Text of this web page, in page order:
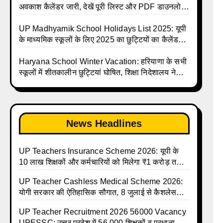
UP Madhyamik School avkash suchi | UP
Holiday Calendar | Madhyamik School
Holidays List 2026
अवकाश कैलेंडर जारी, देखें पूरी लिस्ट और PDF डाउनलोड
talika | Sarkari Avkash Talika | Up Holidays List
| Holidays Calendar
UP Madhyamik School Holidays List 2025: यूपी
के माध्यमिक स्कूलों के लिए 2025 का छुट्टियों का कैलेंडर
Talika | Up Madhyamik Avkash Talika 2025 |
UP Madhyamik School avkash suchi | UP
holiday calendar | Madhyamik School Holidays
List 2025
Haryana School Winter Vacation: हरियाणा के सभी
स्कूलों में शीतकालीन छुट्टियां घोषित, शिक्षा निदेशालय ने
News Headlines
UP Teachers Insurance Scheme 2026: यूपी के
10 लाख शिक्षकों और कर्मचारियों को मिलेगा ₹1 करोड़ तक
UP Teacher Cashless Medical Scheme 2026:
योगी सरकार की ऐतिहासिक सौगात, 8 जुलाई से कैशलेस
UP Teacher Recruitment 2026 56000 Vacancy